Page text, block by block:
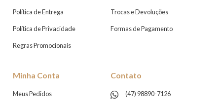
Política de Entrega
Política de Privacidade
Regras Promocionais
Trocas e Devoluções
Formas de Pagamento
Minha Conta
Meus Pedidos
Contato
(47) 98890-7126